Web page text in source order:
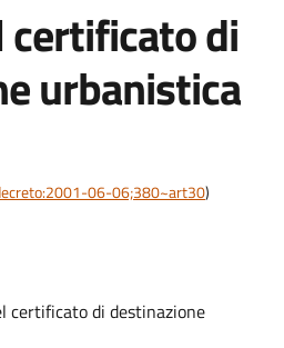
certificato di
urbanistica
06-06;380~art30)
certificato di destinazione